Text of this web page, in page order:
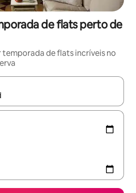
de flats perto de
de flats incríveis no
estiverem disponíveis, explore-os